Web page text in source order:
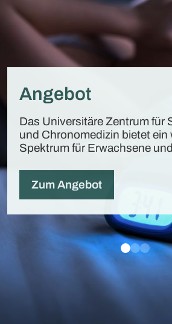
Angebot
Das Universitäre Zentrum für
und Chronomedizin bietet ein
Spektrum für Erwachsene
Zum Angebot